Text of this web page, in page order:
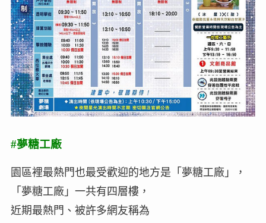
#夢糖工廠
園區裡最熱門也最受歡迎的地方是「夢糖工廠」，
「夢糖工廠」一共有四層樓，
近期最熱門、被許多網友稱為